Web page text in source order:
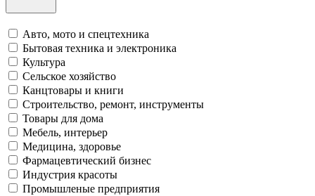
Авто, мото и спецтехника
Бытовая техника и электроника
Культура
Сельское хозяйство
Канцтовары и книги
Строительство, ремонт, инструменты
Товары для дома
Мебель, интерьер
Медицина, здоровье
Фармацевтический бизнес
Индустрия красоты
Промышленые предприятия